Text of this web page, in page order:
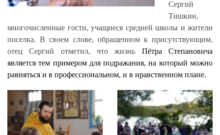
Сергий
Тишкин,
многочисленные гости, учащиеся средней школы и жители
поселка. В своем слове, обращенном к присутствующим,
отец Сергий отметил, что жизнь Пётра Степановича
является тем примером для подражания, на который можно
равняться и в профессиональном, и в нравственном плане.